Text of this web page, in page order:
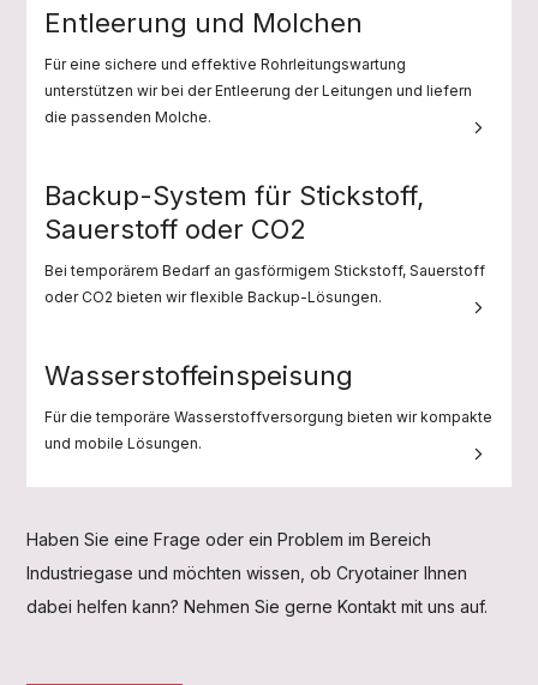
Entleerung und Molchen
Für eine sichere und effektive Rohrleitungswartung
unterstützen wir bei der Entleerung der Leitungen und liefern
die passenden Molche.
Backup-System für Stickstoff,
Sauerstoff oder CO2
Bei temporärem Bedarf an gasförmigem Stickstoff, Sauerstoff
oder CO2 bieten wir flexible Backup-Lösungen.
Wasserstoffeinspeisung
Für die temporäre Wasserstoffversorgung bieten wir kompakte
und mobile Lösungen.
Haben Sie eine Frage oder ein Problem im Bereich
Industriegase und möchten wissen, ob Cryotainer Ihnen
dabei helfen kann? Nehmen Sie gerne Kontakt mit uns auf.